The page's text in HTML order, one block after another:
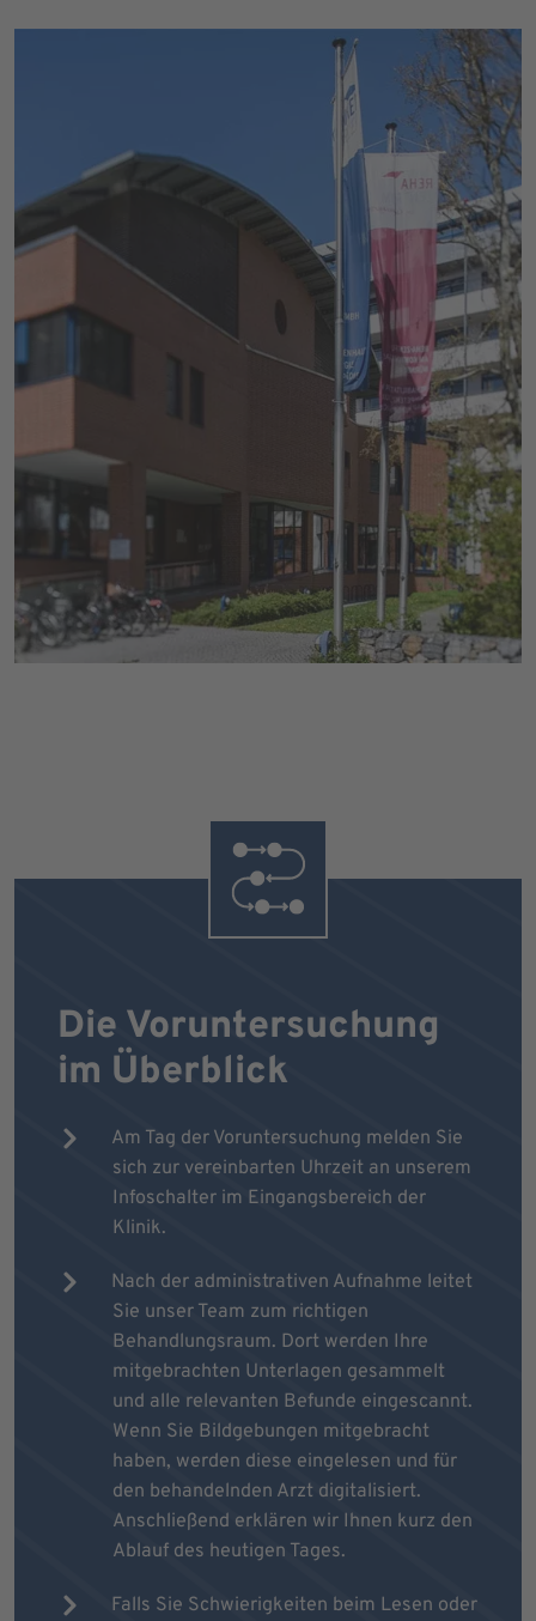
Die Voruntersuchung
im Überblick
Am Tag der Voruntersuchung melden Sie
sich zur vereinbarten Uhrzeit an unserem
Infoschalter im Eingangsbereich der
Klinik.
Nach der administrativen Aufnahme leitet
Sie unser Team zum richtigen
Behandlungsraum. Dort werden Ihre
mitgebrachten Unterlagen gesammelt
und alle relevanten Befunde eingescannt.
Wenn Sie Bildgebungen mitgebracht
haben, werden diese eingelesen und für
den behandelnden Arzt digitalisiert.
Anschließend erklären wir Ihnen kurz den
Ablauf des heutigen Tages.
Falls Sie Schwierigkeiten beim Lesen oder